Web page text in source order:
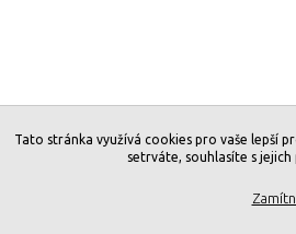
Tato stránka využívá cookies pro vaše lepší
setrváte, souhlasíte s jejich